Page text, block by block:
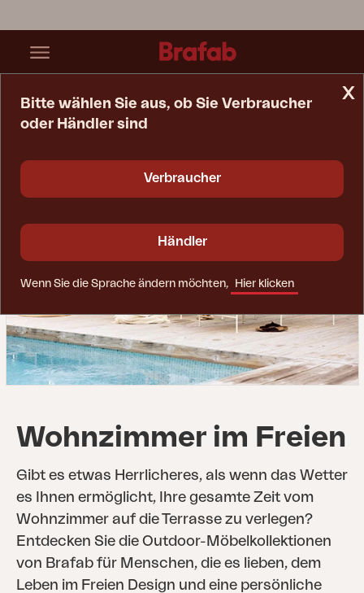
Wohnzimmer im Freien
Gibt es etwas Herrlicheres, als wenn das Wetter
es Ihnen ermöglicht, Ihre gesamte Zeit vom
Wohnzimmer auf die Terrasse zu verlegen?
Entdecken Sie die Outdoor-Möbelkollektionen
von Brafab für Menschen, die es lieben, dem
Leben im Freien Design und eine persönliche
x
Bitte wählen Sie aus, ob Sie Verbraucher
oder Händler sind
Verbraucher
Händler
Wenn Sie die Sprache ändern möchten, Hier klicken